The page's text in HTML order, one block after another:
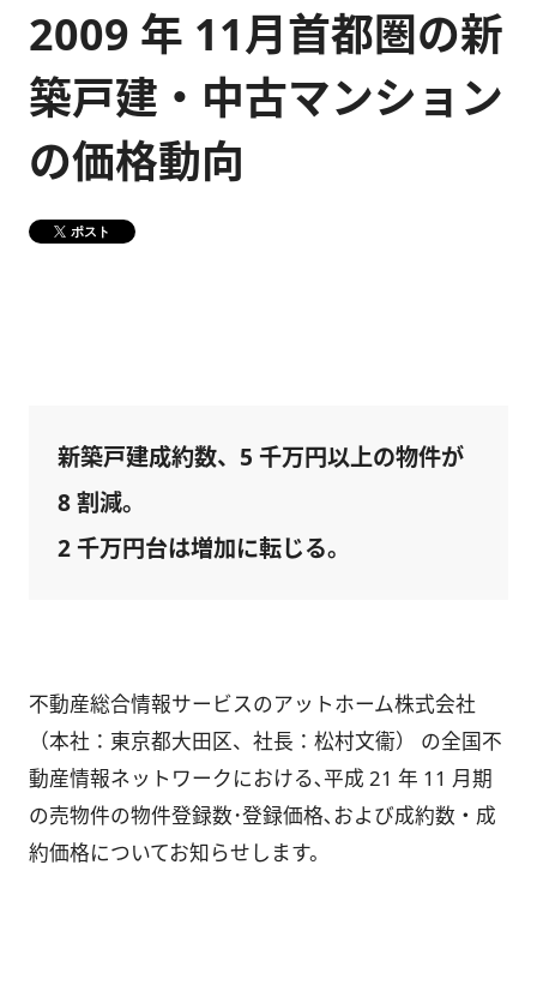
サステナビリティ
健康経営
DX戦略
ランキング
メディア掲載情報
キャリア採用情報
障がい者採用情報
2009 年 11月首都圏の新
築戸建・中古マンション
の価格動向
ポスト
新築戸建成約数、5 千万円以上の物件が
8 割減。
2 千万円台は増加に転じる。
不動産総合情報サービスのアットホーム株式会社
（本社：東京都大田区、社長：松村文衞） の全国不
動産情報ネットワークにおける､平成 21 年 11 月期
の売物件の物件登録数･登録価格､および成約数・成
約価格についてお知らせします。